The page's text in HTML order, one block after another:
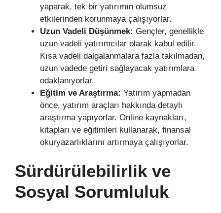
yaparak, tek bir yatırımın olumsuz
etkilerinden korunmaya çalışıyorlar.
Uzun Vadeli Düşünmek: Gençler, genellikle
uzun vadeli yatırımcılar olarak kabul edilir.
Kısa vadeli dalgalanmalara fazla takılmadan,
uzun vadede getiri sağlayacak yatırımlara
odaklanıyorlar.
Eğitim ve Araştırma: Yatırım yapmadan
önce, yatırım araçları hakkında detaylı
araştırma yapıyorlar. Online kaynakları,
kitapları ve eğitimleri kullanarak, finansal
okuryazarlıklarını artırmaya çalışıyorlar.
Sürdürülebilirlik ve
Sosyal Sorumluluk